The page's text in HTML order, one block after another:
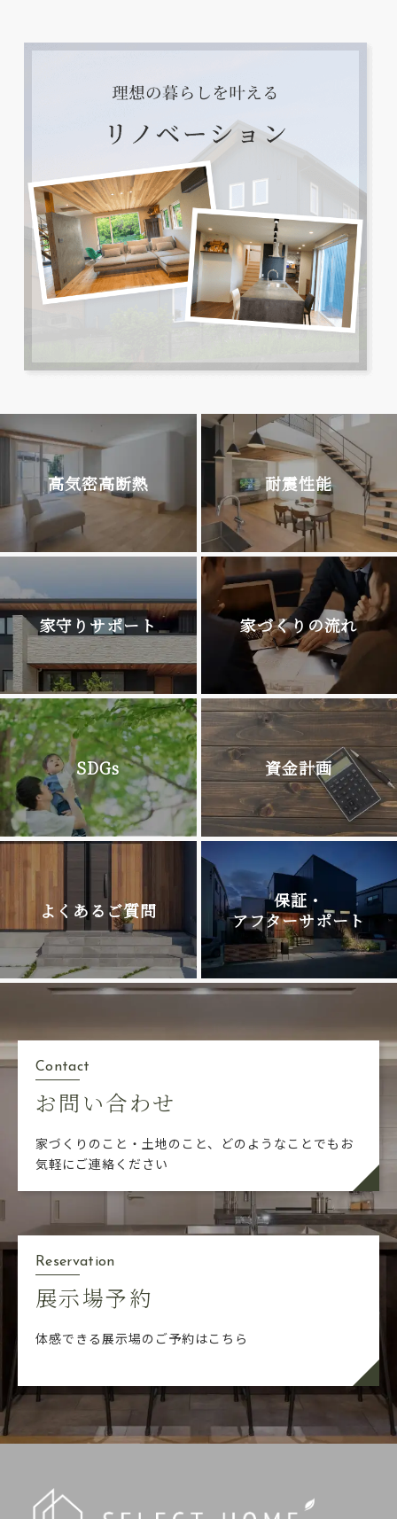
高気密高断熱 耐震性能
家守りサポート 家づくりの流れ
SDGs 資金計画
よくあるご質問
保証・
アフターサポート
Contact
お問い合わせ
家づくりのこと・土地のこと、どのようなことでも お
気軽にご連絡ください
Reservation
展示場予約
体感できる展示場のご予約はこちら